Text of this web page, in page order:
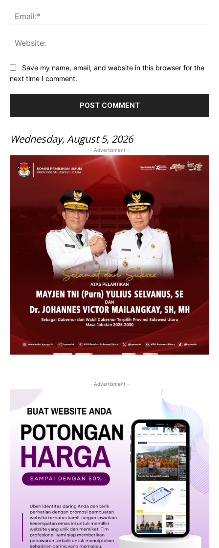
Save my name, email, and website in this browser for the
next time I comment.
Wednesday, August 5, 2026
- Advertisment -
- Advertisment -